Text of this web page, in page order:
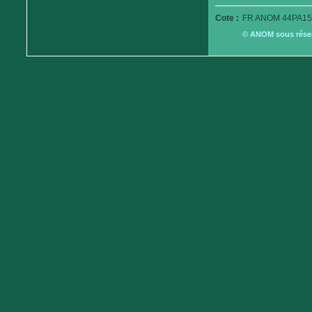
Cote : FR ANOM
© ANOM sous